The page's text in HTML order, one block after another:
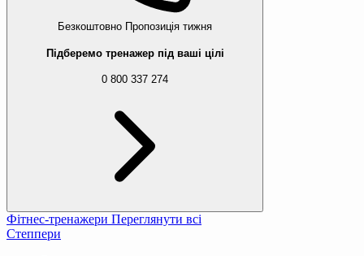
Безкоштовно Пропозиція тижня
Підберемо тренажер під ваші цілі
0 800 337 274
Фітнес-тренажери Переглянути всі
Степпери